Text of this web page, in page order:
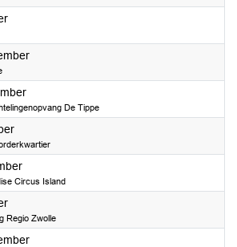
2025
2025
2025
De Tippe
2025
2025
Circus Island
2025
Regio Zwolle
2025